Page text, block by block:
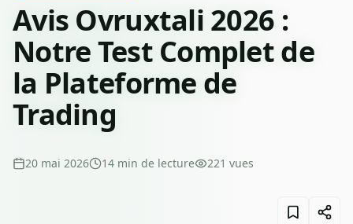
Avis Ovruxtali 2026 :
Notre Test Complet de
la Plateforme de
Trading
20 mai 2026 14 min de lecture 221 vues